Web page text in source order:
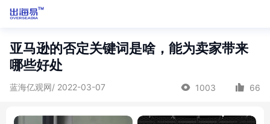
亚马逊的否定关键词是啥，能为卖家带来
哪些好处
蓝海亿观网/ 2022-03-07 1003 66